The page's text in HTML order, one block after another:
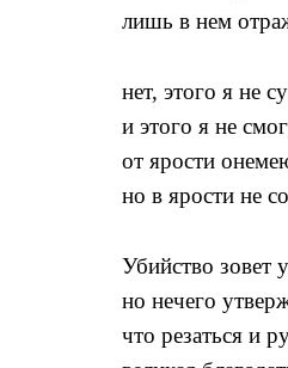
лишь в нем
нет, этого я не
и этого я не
от ярости
но в ярости не
Убийство зовет
но нечего
что резаться и